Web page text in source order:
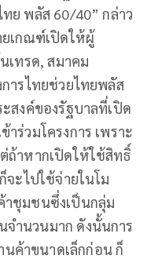
ย พลัส 60/40” กล่าว
ยเกณฑ์เปิดให้ผู้
เทรด, สมาคม
การไทยช่วยไทยพลัส
สงค์ของรัฐบาลที่เปิด
ร่วมโครงการ เพราะ
ถ้าหากเปิดให้ใช้สิทธิ์
จะไปใช้จ่ายในโม
าชุมชนซึ่งเป็นกลุ่ม
จำนวนมาก ดังนั้นการ
ค้าขนาดเล็กก่อน ก็